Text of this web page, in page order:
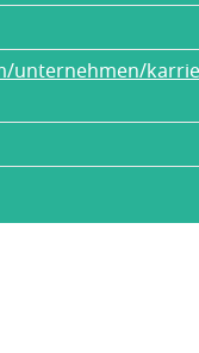
unternehmen/